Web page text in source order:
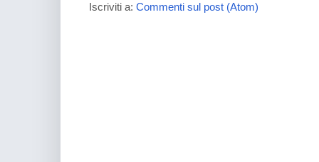
Iscriviti a: Commenti sul post (Atom)